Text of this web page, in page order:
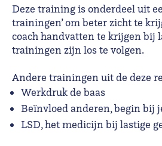
Deze training is onderdeel uit
trainingen’ om beter zicht te
coach handvatten te krijgen bij
trainingen zijn los te volgen.
Andere trainingen uit de deze
Werkdruk de baas
Beïnvloed anderen, begin bij
LSD, het medicijn bij lastige